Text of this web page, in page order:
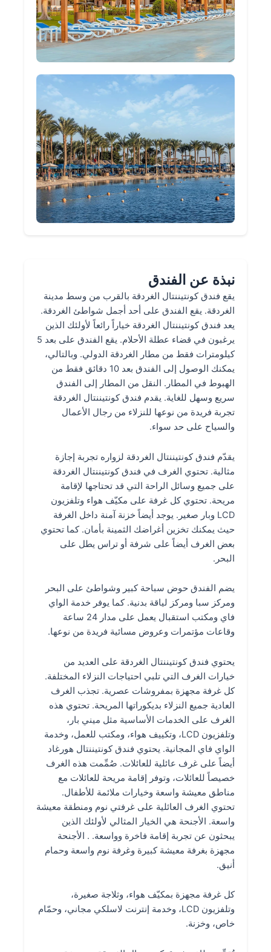
نبذة عن الفندق
يقع فندق كونتيننتال الغردقة بالقرب من وسط مدينة
الغردقة. يقع الفندق على أحد أجمل شواطئ الغردقة.
يعد فندق كونتيننتال الغردقة خياراً رائعاً لأولئك الذين
يرغبون في قضاء عطلة الأحلام. يقع الفندق على بعد 5
كيلومترات فقط من مطار الغردقة الدولي. وبالتالي،
يمكنك الوصول إلى الفندق بعد 10 دقائق فقط من
الهبوط في المطار. النقل من المطار إلى الفندق
سريع وسهل للغاية. يقدم فندق كونتيننتال الغردقة
تجربة فريدة من نوعها للنزلاء من رجال الأعمال
والسياح على حد سواء.
يقدّم فندق كونتيننتال الغردقة لزواره تجربة إجازة
مثالية. تحتوي الغرف في فندق كونتيننتال الغردقة
على جميع وسائل الراحة التي قد تحتاجها لإقامة
مريحة. تحتوي كل غرفة على مكيّف هواء وتلفزيون
LCD وبار صغير. يوجد أيضاً خزنة آمنة داخل الغرفة
حيث يمكنك تخزين أغراضك الثمينة بأمان. كما تحتوي
بعض الغرف أيضاً على شرفة أو تراس يطل على
البحر.
يضم الفندق حوض سباحة كبير وشواطئ على البحر
ومركز سبا ومركز لياقة بدنية. كما يوفر خدمة الواي
فاي ومكتب استقبال يعمل على مدار 24 ساعة
وقاعات مؤتمرات وعروض مسائية فريدة من نوعها.
يحتوي فندق كونتيننتال الغردقة على العديد من
خيارات الغرف التي تلبي احتياجات النزلاء المختلفة.
كل غرفة مجهزة بمفروشات عصرية. تجذب الغرف
العادية جميع النزلاء بديكوراتها المريحة. تحتوي هذه
الغرف على الخدمات الأساسية مثل ميني بار،
وتلفزيون LCD، وتكييف هواء، ومكتب للعمل، وخدمة
الواي فاي المجانية. يحتوي فندق كونتيننتال هورغاد
أيضاً على غرف عائلية للعائلات. صُمِّمت هذه الغرف
خصيصاً للعائلات، وتوفر إقامة مريحة للعائلات مع
مناطق معيشة واسعة وخيارات ملائمة للأطفال.
تحتوي الغرف العائلية على غرفتي نوم ومنطقة معيشة
واسعة. الأجنحة هي الخيار المثالي لأولئك الذين
يبحثون عن تجربة إقامة فاخرة وواسعة. . الأجنحة
مجهزة بغرفة معيشة كبيرة وغرفة نوم واسعة وحمام
أنيق.
كل غرفة مجهزة بمكيّف هواء، وثلاجة صغيرة،
وتلفزيون LCD، وخدمة إنترنت لاسلكي مجاني، وحمّام
خاص، وخزنة.